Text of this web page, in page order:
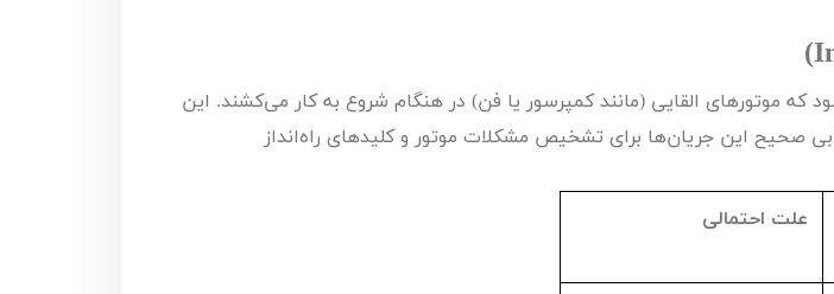
)
که موتورهای القایی (مانند کمپرسور یا فن) در هنگام شروع به کار می‌کشند. این
صحیح این جریان‌ها برای تشخیص مشکلات موتور و کلیدهای راه‌انداز
علت احتمالی